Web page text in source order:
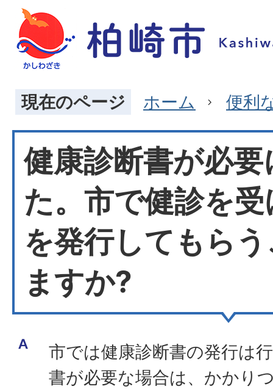
現在のページ ホーム 便利
健康診断書が必
た。市で健診を
を発行してもら
ますか?
市では健康診断書の発行は
書が必要な場合は、かかり